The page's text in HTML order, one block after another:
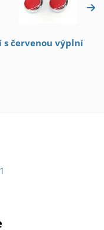
s červenou výplní